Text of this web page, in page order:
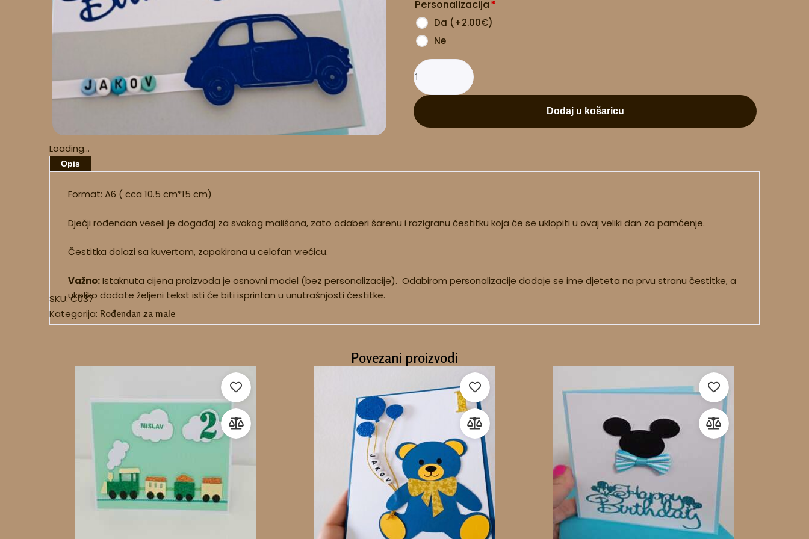
Personalizacija*
Da (+2.00€)
Ne
količina
Dodaj u košaricu
Loading...
Opis
Format: A6 ( cca 10.5 cm*15 cm)
Dječji rođendan veseli je događaj za svakog mališana, zato odaberi šarenu i razigranu čestitku koja će se uklopiti u ovaj veliki dan za pamćenje.
Čestitka dolazi sa kuvertom, zapakirana u celofan vrećicu.
Važno:Istaknuta cijena proizvoda je osnovni model (bez personalizacije). Odabirom personalizacije dodaje se ime djeteta na prvu stranu čestitke, a
ukoliko dodate željeni tekst isti će biti isprintan u unutrašnjosti čestitke.
SKU:C037
Kategorija: Rođendan za male
Povezani proizvodi